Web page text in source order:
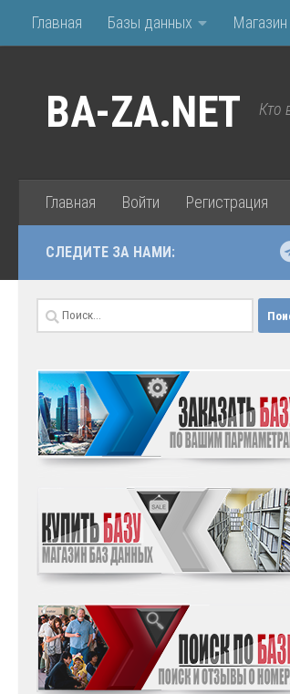
Перейти к содержимому
Главная Базы данных Магазин
BA-ZA.NET Кто
Главная Войти Регистрация
СЛЕДИТЕ ЗА НАМИ:
Найти: